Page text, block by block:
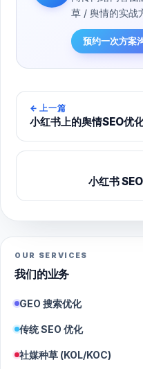
草 / 舆情的实战
预约一次方案
← 上一篇
小红书上的舆情SEO优
小红书
OUR SERVICES
我们的业务
GEO 搜索优化
传统 SEO 优化
社媒种草 (KOL/KOC)